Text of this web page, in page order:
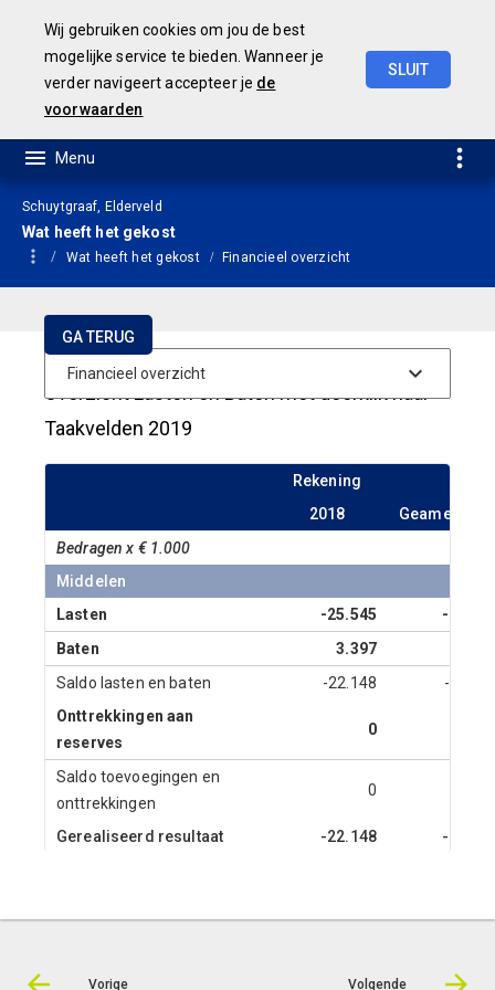
Schuytgraaf, Elderveld
Wat heeft het gekost
Wat heeft het gekost Financieel overzicht
Overzicht Lasten en Baten met doorklik naar
Taakvelden 2019
Rekening
2018
Bedragen x € 1.000
Middelen
Lasten
-25.545
-
Baten
3.397
Saldo lasten en baten
-22.148
-
Onttrekkingen aan
reserves
0
Saldo toevoegingen en
onttrekkingen
0
Gerealiseerd resultaat -22.148 -
Vorige Volgende
GA TERUG
Wij gebruiken cookies om jou de best
mogelijke service te bieden. Wanneer je
verder navigeert accepteer je de
voorwaarden
SLUIT